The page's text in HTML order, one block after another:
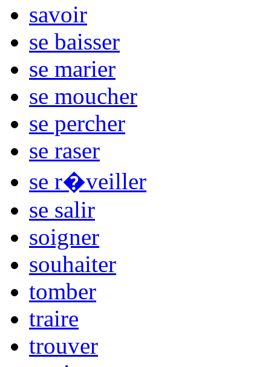
savoir
se baisser
se marier
se moucher
se percher
se raser
se r�veiller
se salir
soigner
souhaiter
tomber
traire
trouver